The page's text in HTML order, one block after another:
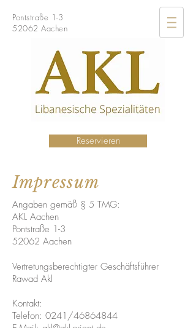
Pontstraße 1-3
52062 Aachen
Reservieren
Impressum
Angaben gemäß § 5 TMG:
AKL Aachen
Pontstraße 1-3
52062 Aachen
Vertretungsberechtigter Geschäftsführer
Rawad Akl
Kontakt:
Telefon: 0241/46864844